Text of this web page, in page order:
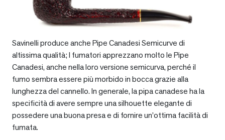
Savinelli produce anche Pipe Canadesi Semicurve di
altissima qualità; I fumatori apprezzano molto le Pipe
Canadesi, anche nella loro versione semicurva, perché il
fumo sembra essere più morbido in bocca grazie alla
lunghezza del cannello. In generale, la pipa canadese ha la
specificità di avere sempre una silhouette elegante di
possedere una buona presa e di fornire un’ottima facilità di
fumata.